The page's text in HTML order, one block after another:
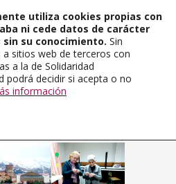
utiliza cookies propias con
ni cede datos de carácter
su conocimiento. Sin
sitios web de terceros con
a la de Solidaridad
podrá decidir si acepta o no
información